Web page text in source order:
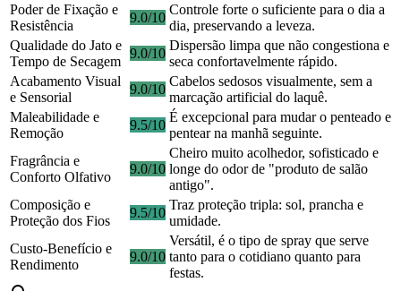
Poder de Fixação e
Resistência
9.0/10
Controle forte o suficiente para o dia a
dia, preservando a leveza.
Qualidade do Jato e
Tempo de Secagem
9.0/10
Dispersão limpa que não congestiona e
seca confortavelmente rápido.
Acabamento Visual
e Sensorial
9.0/10
Cabelos sedosos visualmente, sem a
marcação artificial do laquê.
Maleabilidade e
Remoção
9.5/10
É excepcional para mudar o penteado e
pentear na manhã seguinte.
Fragrância e
Conforto Olfativo
9.0/10
Cheiro muito acolhedor, sofisticado e
longe do odor de "produto de salão
antigo".
Composição e
Proteção dos Fios
9.5/10
Traz proteção tripla: sol, prancha e
umidade.
Custo-Benefício e
Rendimento
9.0/10
Versátil, é o tipo de spray que serve
tanto para o cotidiano quanto para
festas.